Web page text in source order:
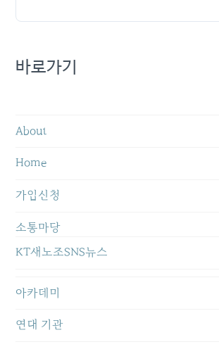
바로가기
About
Home
가입신청
소통마당
KT새노조SNS뉴스
아카데미
연대 기관